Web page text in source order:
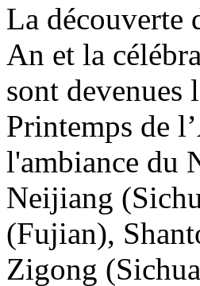
La découverte
An et la
sont devenues
Printemps de
l'ambiance du
Neijiang
(Fujian),
Zigong